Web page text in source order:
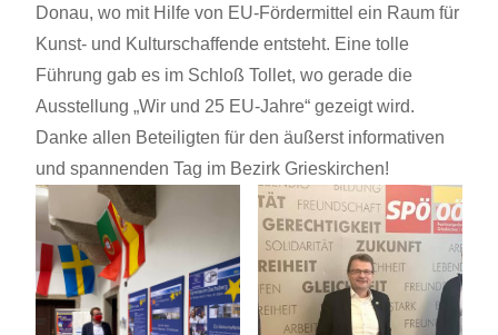
Donau, wo mit Hilfe von EU-Fördermittel ein Raum für
Kunst- und Kulturschaffende entsteht. Eine tolle
Führung gab es im Schloß Tollet, wo gerade die
Ausstellung „Wir und 25 EU-Jahre“ gezeigt wird.
Danke allen Beteiligten für den äußerst informativen
und spannenden Tag im Bezirk Grieskirchen!